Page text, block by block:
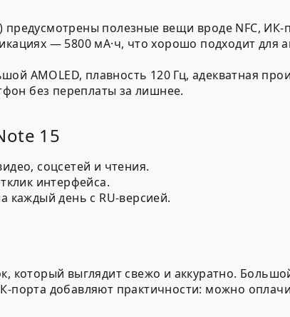
предусмотрены полезные вещи вроде NFC, ИК-
— 5800 мА·ч, что хорошо подходит для
AMOLED, плавность 120 Гц, адекватная
без переплаты за лишнее.
15
соцсетей и чтения.
интерфейса.
каждый день с RU-версией.
который выглядит свежо и аккуратно.
порта добавляют практичности: можно